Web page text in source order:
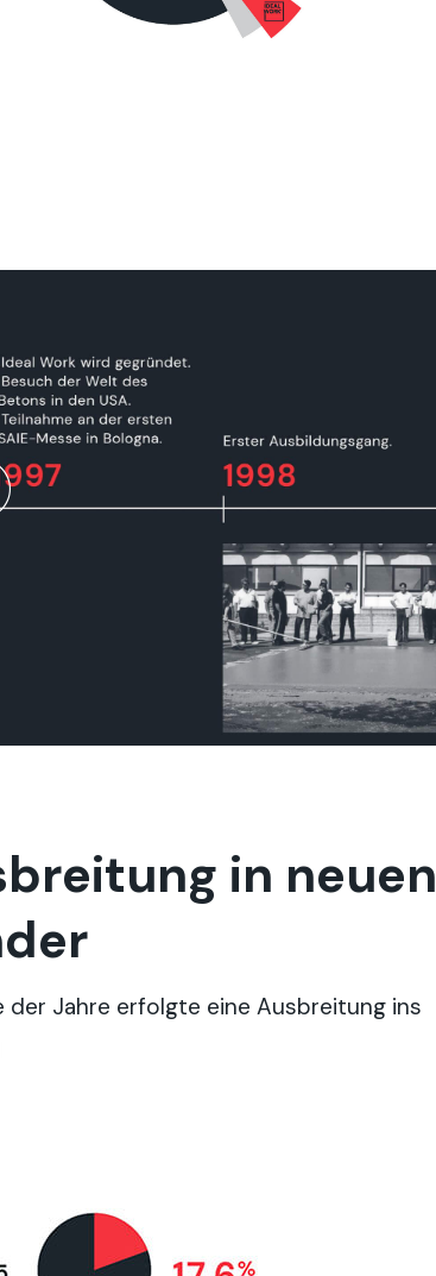
in neuen
der Jahre erfolgte eine Ausbreitung ins